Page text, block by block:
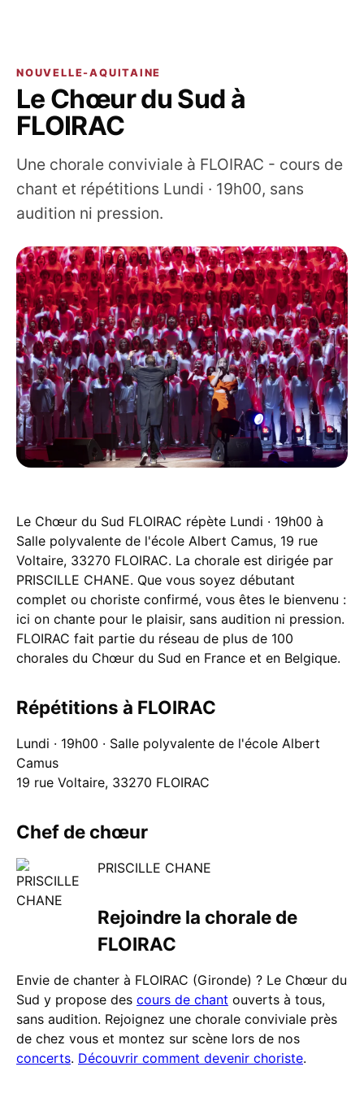
NOUVELLE-AQUITAINE
Le Chœur du Sud à
FLOIRAC
Une chorale conviviale à FLOIRAC - cours de
chant et répétitions Lundi · 19h00, sans
audition ni pression.
Le Chœur du Sud FLOIRAC répète Lundi · 19h00 à
Salle polyvalente de l'école Albert Camus, 19 rue
Voltaire, 33270 FLOIRAC. La chorale est dirigée par
PRISCILLE CHANE. Que vous soyez débutant
complet ou choriste confirmé, vous êtes le bienvenu :
ici on chante pour le plaisir, sans audition ni pression.
FLOIRAC fait partie du réseau de plus de 100
chorales du Chœur du Sud en France et en Belgique.
Répétitions à FLOIRAC
Lundi · 19h00 · Salle polyvalente de l'école Albert
Camus
19 rue Voltaire, 33270 FLOIRAC
Chef de chœur
PRISCILLE CHANE
Rejoindre la chorale de
FLOIRAC
Envie de chanter à FLOIRAC (Gironde) ? Le Chœur du
Sud y propose des cours de chant ouverts à tous,
sans audition. Rejoignez une chorale conviviale près
de chez vous et montez sur scène lors de nos
concerts. Découvrir comment devenir choriste.